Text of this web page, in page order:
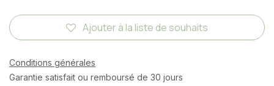
Ajouter à la liste de souhaits
Conditions générales
Garantie satisfait ou remboursé de 30 jours